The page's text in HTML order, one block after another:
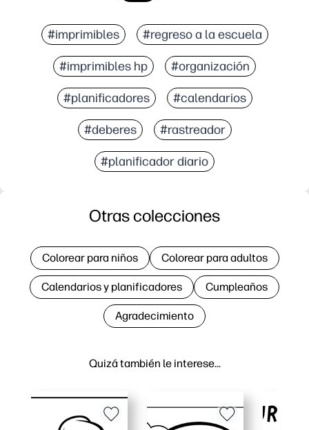
#imprimibles #regreso a la escuela
#imprimibles hp #organización
#planificadores #calendarios
#deberes #rastreador
#planificador diario
Quizá también le interese…
Otras colecciones
Colorear para niños Colorear para adultos
Calendarios y planificadores Cumpleaños
Agradecimiento